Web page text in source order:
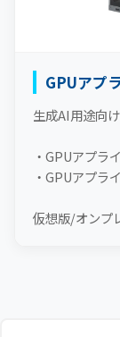
GPUアプ
生成AI用途向
・GPUアプラ
・GPUアプラ
仮想版/オンプ